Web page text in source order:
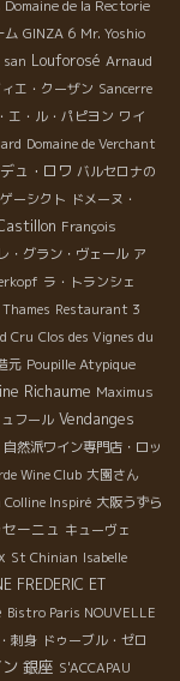
Domaine de la Rectorie
ム GINZA 6 Mr. Yoshio
Louforosé Arnaud
エ・クーザン Sancerre
エ・ル・パピヨン ワイ
Domaine de Verchant
ュ・ロワ バルセロナの
ゲーシクト ドメーヌ・
François
レ・グラン・ヴェール ア
ラ・トランシェ
Restaurant 3
Cru Clos des Vignes du
元 Poupille Atypique
Richaume Maximus
フール Vendanges
自然派ワイン専門店・ロッ
Wine Club 大園さん
Colline Inspiré 大阪うずら
ーニュ キューヴェ
St Chinian Isabelle
FREDERIC ET
Bistro Paris NOUVELLE
刺身 ドゥーブル・ゼロ
銀座 S'ACCAPAU